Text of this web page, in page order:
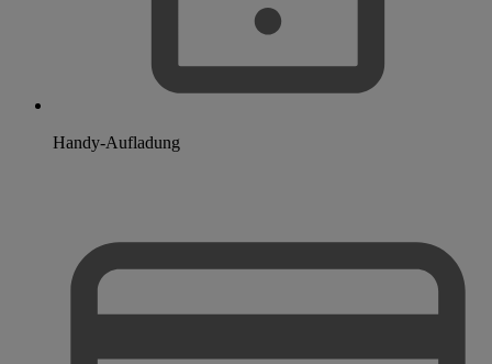
Handy-Aufladung